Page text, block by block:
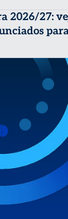
2026/27: